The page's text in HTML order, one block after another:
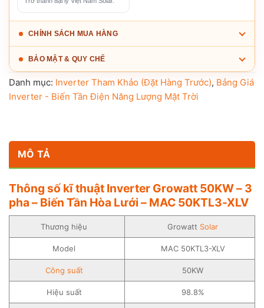
CHÍNH SÁCH MUA HÀNG
BẢO MẬT & QUY CHẾ
Danh mục: Inverter Tham Khảo (Đặt Hàng Trước), Bảng Giá
Inverter - Biến Tần Điện Năng Lượng Mặt Trời
MÔ TẢ
Thông số kĩ thuật Inverter Growatt 50KW – 3
pha – Biến Tần Hòa Lưới – MAC 50KTL3-XLV
Thương hiệu Growatt Solar
Model MAC 50KTL3-XLV
Công suất 50KW
Hiệu suất 98.8%